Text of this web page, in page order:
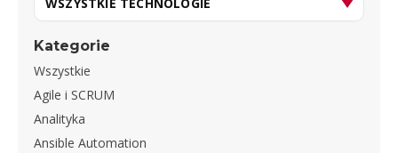
Kategorie
Wszystkie
Agile i SCRUM
Analityka
Ansible Automation